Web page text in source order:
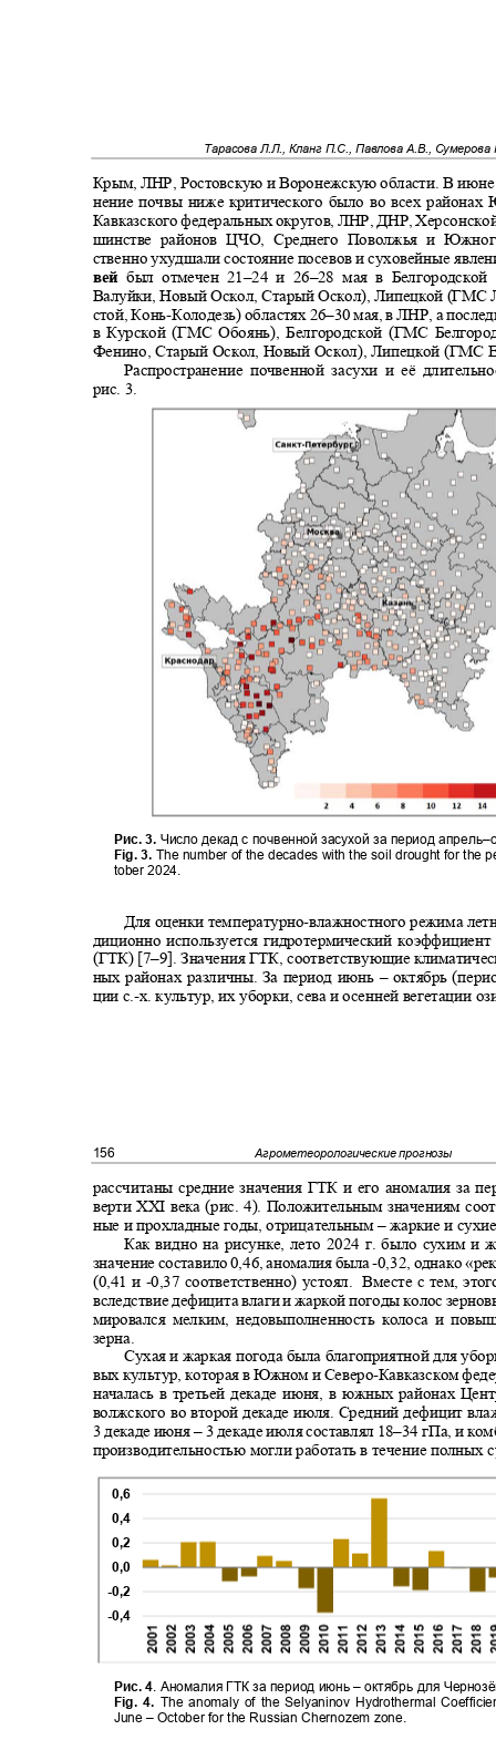
Тарасова Л.Л., Кланг П.С., Павлова А.В., Сумерова
Крым, ЛНР, Ростовскую и Воронежскую области. В
нение почвы ниже критического было во всех
Кавказского федеральных округов, ЛНР, ДНР,
шинстве районов ЦЧО, Среднего Поволжья и
ственно ухудшали состояние посевов и суховейные
вейбыл отмечен 21–24 и 26–28 мая в
Валуйки, Новый Оскол, Старый Оскол), Липецкой (ГМС
стой, Конь-Колодезь) областях 26–30 мая, в ЛНР, а
в Курской (ГМС Обоянь), Белгородской (ГМС
Фенино, Старый Оскол, Новый Оскол), Липецкой (ГМС
Распространение почвенной засухи и её
рис. 3.
Рис. 3. Число декад с почвенной засухой за период апрель–
Fig. 3. The number of the decades with the soil drought for the
tober 2024.
Для оценки температурно-влажностного режима
диционно используется гидротермический
(ГТК) [7‒9]. Значения ГТК, соответствующие
ных районах различны. За период июнь– октябрь
ции с.-х. культур, их уборки, сева и осенней вегетации
156 Агрометеорологические прогнозы
рассчитаны средние значения ГТК и его аномалия за
вертиXXI века (рис. 4). Положительным значениям
ные и прохладные годы, отрицательным–жаркие и
Как видно на рисунке, лето 2024 г. было сухим и
значение составило 0,46, аномалия была-0,32, однако
(0,41 и -0,37 соответственно) устоял.
Вместе с тем,
вследствие дефицита влаги и жаркой погоды колос
мировался мелким, недовыполненность колоса и
зерна.
Сухая и жаркая погода была благоприятной для
вых культур, которая в Южном и Северо-Кавказском
началась в третьей декаде июня, в южных районах
волжского во второй декаде июля. Средний дефицит
3 декаде июня– 3 декаде июля составлял 18–34гПа, и
производительностью могли работать в течение полных
0,6
0,4
0,2
0,0
-0,2
-0,4
Рис. 4 . Аномалия ГТК за период июнь–октябрь для
Fig. 4. The anomaly of the Selyaninov Hydrothermal
June – October for the Russian Chernozem zone.